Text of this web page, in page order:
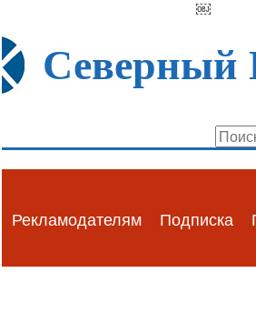
￼
Северный
Рекламодателям Подписка